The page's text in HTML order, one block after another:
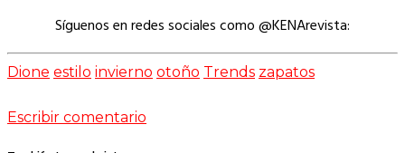
Síguenos en redes sociales como @KENArevista:
Dione estilo invierno otoño Trends zapatos
Escribir comentario